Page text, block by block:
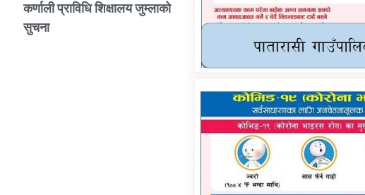
कर्णाली प्राविधि शिक्षालय जुम्लाको
सुचना